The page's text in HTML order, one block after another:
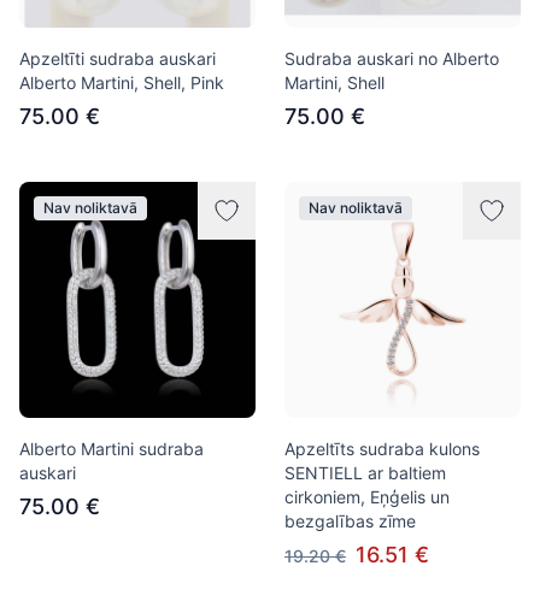
Apzeltīti sudraba auskari
Alberto Martini, Shell, Pink
75.00 €
Sudraba auskari no Alberto
Martini, Shell
75.00 €
Nav noliktavā
Alberto Martini sudraba
auskari
75.00 €
Nav noliktavā
Apzeltīts sudraba kulons
SENTIELL ar baltiem
cirkoniem, Eņģelis un
bezgalības zīme
19.20 € 16.51 €